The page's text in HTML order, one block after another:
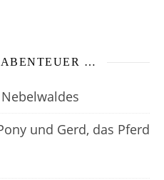
…
und Gerd, das Pferd